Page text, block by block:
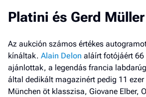
Platini és Gerd
Az aukción számos értékes
kínáltak. Alain Delon aláírt fotójáért
ajánlottak, a legendás francia
által dedikált magazinért pedig 11
München öt klasszisa, Giovane Elber,